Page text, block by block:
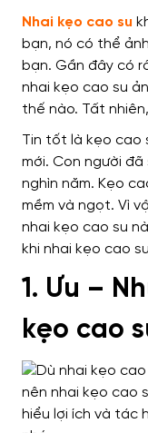
Nhai kẹo cao su
bạn, nó có thể
bạn. Gần đây có
nhai kẹo cao su
thế nào. Tất
Tin tốt là kẹo cao
mới. Con người
nghìn năm. Kẹo
mềm và ngọt. Vì
nhai kẹo cao su
khi nhai kẹo cao
1. Ưu –
kẹo cao